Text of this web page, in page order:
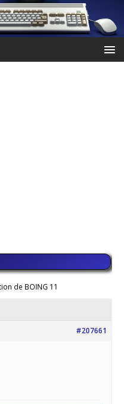
de BOING 11
#207661